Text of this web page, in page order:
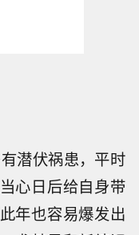
潜伏祸患，平时
心日后给自身带
年也容易爆发出